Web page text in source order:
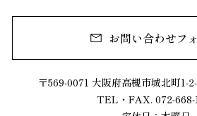
お問い合わせフ
〒569-0071 大阪府高槻市城北町1-
TEL・FAX. 072-668-